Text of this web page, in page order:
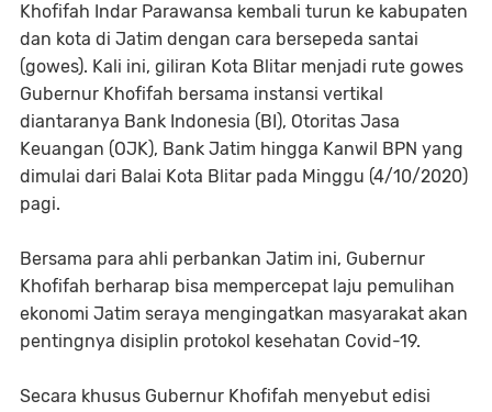
Khofifah Indar Parawansa kembali turun ke kabupaten
dan kota di Jatim dengan cara bersepeda santai
(gowes). Kali ini, giliran Kota Blitar menjadi rute gowes
Gubernur Khofifah bersama instansi vertikal
diantaranya Bank Indonesia (BI), Otoritas Jasa
Keuangan (OJK), Bank Jatim hingga Kanwil BPN yang
dimulai dari Balai Kota Blitar pada Minggu (4/10/2020)
pagi.
Bersama para ahli perbankan Jatim ini, Gubernur
Khofifah berharap bisa mempercepat laju pemulihan
ekonomi Jatim seraya mengingatkan masyarakat akan
pentingnya disiplin protokol kesehatan Covid-19.
Secara khusus Gubernur Khofifah menyebut edisi